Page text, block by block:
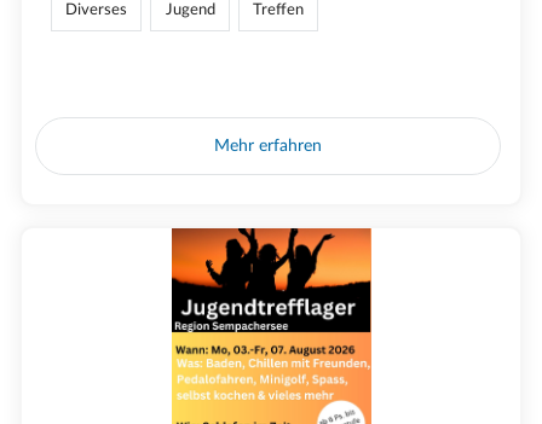
Diverses Jugend Treffen
Mehr erfahren